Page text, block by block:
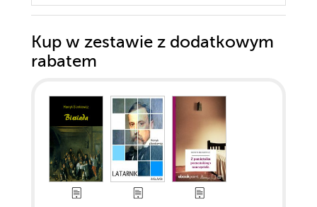
Kup w zestawie z dodatkowym
rabatem